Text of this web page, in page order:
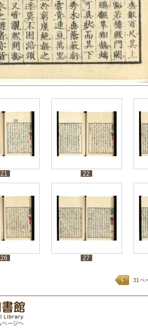
21 22
26 27
31ペ